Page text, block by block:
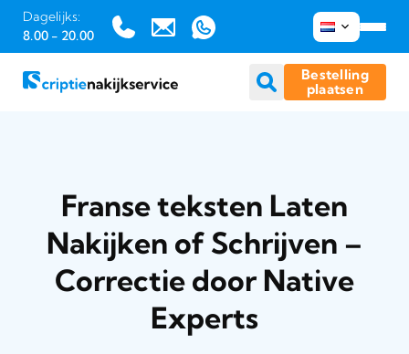
Dagelijks:
8.00 - 20.00
Bestelling
plaatsen
Franse teksten Laten
Nakijken of Schrijven –
Correctie door Native
Experts